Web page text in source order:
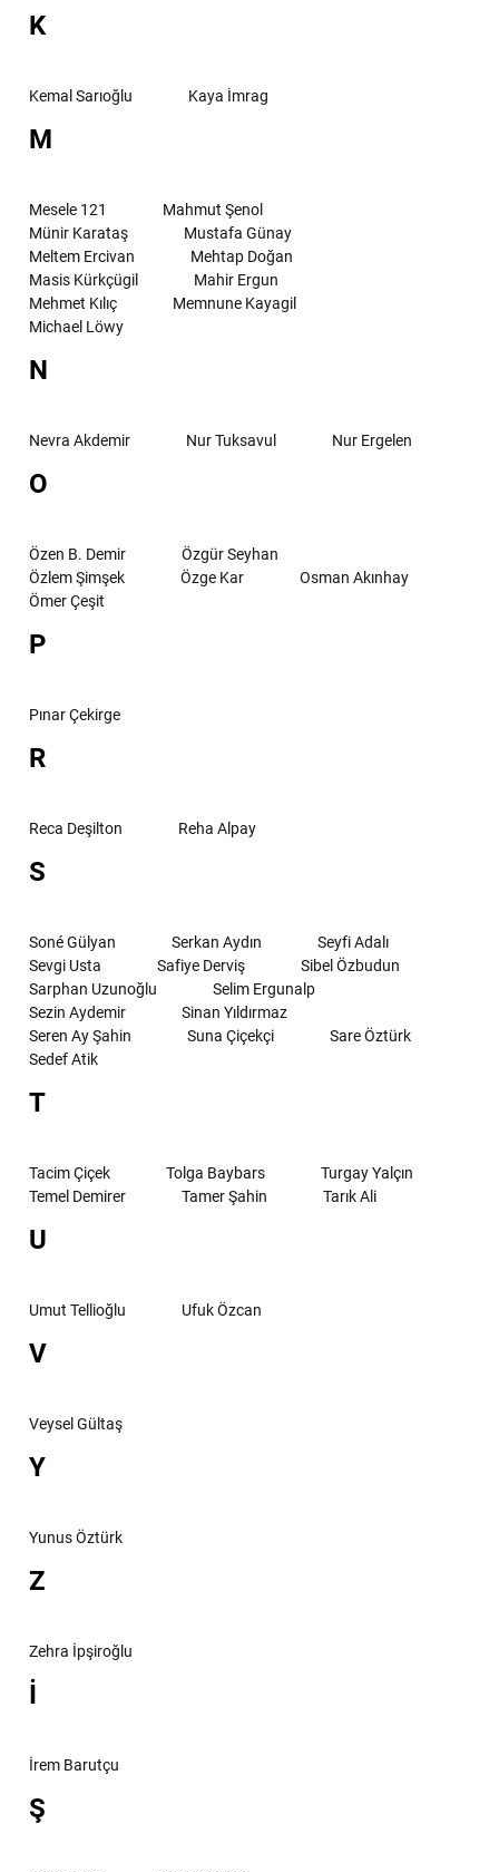
K
Kemal Sarıoğlu Kaya İmrag
M
Mesele 121
Mahmut Şenol
Münir Karataş
Mustafa Günay
Meltem Ercivan
Mehtap Doğan
Masis Kürkçügil
Mahir Ergun
Mehmet Kılıç
Memnune Kayagil
Michael Löwy
N
Nevra Akdemir Nur Tuksavul Nur Ergelen
O
Özen B. Demir
Özgür Seyhan
Özlem Şimşek
Özge Kar
Osman Akınhay
Ömer Çeşit
P
Pınar Çekirge
R
Reca Deşilton Reha Alpay
S
Soné Gülyan Serkan Aydın
Seyfi Adalı
Sevgi Usta
Safiye Derviş
Sibel Özbudun
Sarphan Uzunoğlu
Selim Ergunalp
Sezin Aydemir
Sinan Yıldırmaz
Seren Ay Şahin
Suna Çiçekçi
Sare Öztürk
Sedef Atik
T
Tacim Çiçek Tolga Baybars
Turgay Yalçın
Temel Demirer
Tamer Şahin Tarık Ali
U
Umut Tellioğlu Ufuk Özcan
V
Veysel Gültaş
Y
Yunus Öztürk
Z
Zehra İpşiroğlu
İ
İrem Barutçu
Ş